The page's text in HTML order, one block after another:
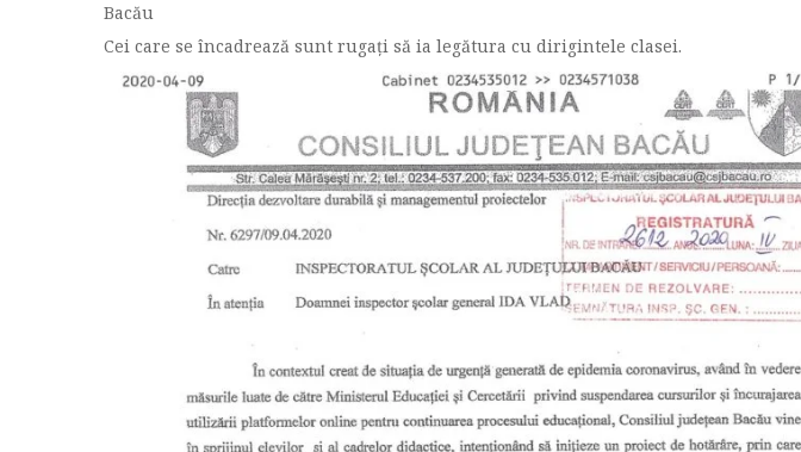
Bacău
Cei care se încadrează sunt rugați să ia legătura cu dirigintele clasei.